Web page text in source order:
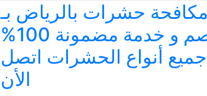
حشرات بالرياض بـ
50% خصم و خدمة مضمونة 100%
أنواع الحشرات اتصل
الأن